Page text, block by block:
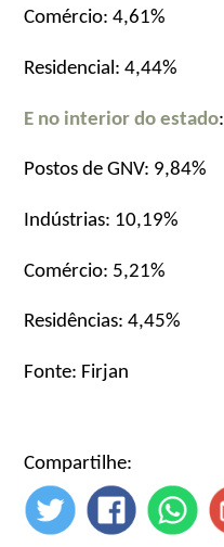
Comércio: 4,61%
Residencial: 4,44%
E no interior do estado:
Postos de GNV: 9,84%
Indústrias: 10,19%
Comércio: 5,21%
Residências: 4,45%
Fonte: Firjan
Compartilhe: